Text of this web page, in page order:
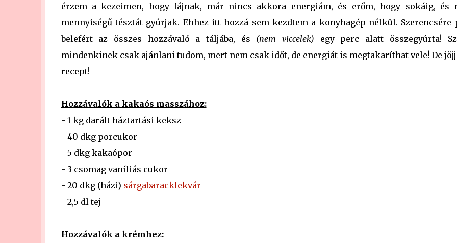
érzem a kezeimen, hogy fájnak, már nincs akkora energiám, és erőm, hogy sokáig, és
mennyiségű tésztát gyúrjak. Ehhez itt hozzá sem kezdtem a konyhagép nélkül. Szerencsére
belefért az összes hozzávaló a táljába, és (nem viccelek) egy perc alatt összegyúrta!
mindenkinek csak ajánlani tudom, mert nem csak időt, de energiát is megtakaríthat vele! De
recept!
Hozzávalók a kakaós masszához:
- 1 kg darált háztartási keksz
- 40 dkg porcukor
- 5 dkg kakaópor
- 3 csomag vaníliás cukor
- 20 dkg (házi) sárgabaracklekvár
- 2,5 dl tej
Hozzávalók a krémhez: